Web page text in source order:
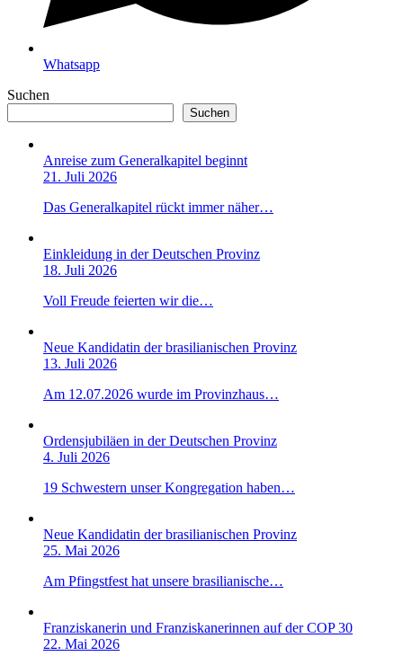
Whatsapp
Suchen
Suchen
Anreise zum Generalkapitel beginnt
21. Juli 2026
Das Generalkapitel rückt immer näher…
Einkleidung in der Deutschen Provinz
18. Juli 2026
Voll Freude feierten wir die…
Neue Kandidatin der brasilianischen Provinz
13. Juli 2026
Am 12.07.2026 wurde im Provinzhaus…
Ordensjubiläen in der Deutschen Provinz
4. Juli 2026
19 Schwestern unser Kongregation haben…
Neue Kandidatin der brasilianischen Provinz
25. Mai 2026
Am Pfingstfest hat unsere brasilianische…
Franziskanerin und Franziskanerinnen auf der COP 30
22. Mai 2026